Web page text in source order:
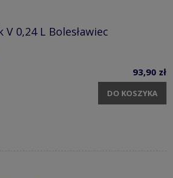
0,24 L Bolesławiec
93,90 zł
DO KOSZYKA